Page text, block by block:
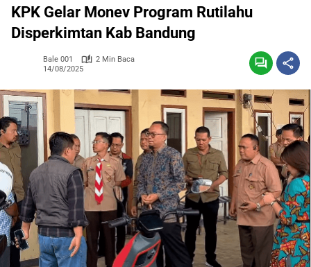
KPK Gelar Monev Program Rutilahu
Disperkimtan Kab Bandung
Bale 001
2 Min Baca
14/08/2025